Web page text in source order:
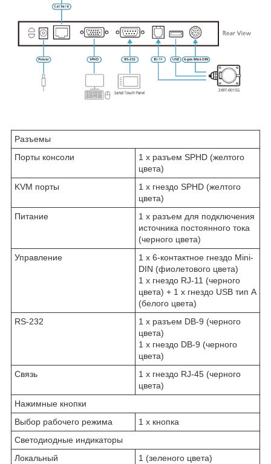
Разъемы
Порты консоли
1 x разъем SPHD (желтого
цвета)
KVM порты
1 x гнездо SPHD (желтого
цвета)
Питание
1 x разъем для подключения
источника постоянного тока
(черного цвета)
Управление
1 x 6-контактное гнездо Mini-
DIN (фиолетового цвета)
1 x гнездо RJ-11 (черного
цвета) + 1 x гнездо USB тип А
(белого цвета)
RS-232
1 x разъем DB-9 (черного
цвета)
1 x гнездо DB-9 (черного
цвета)
Связь
1 x гнездо RJ-45 (черного
цвета)
Нажимные кнопки
Выбор рабочего режима
1 x кнопка
Светодиодные индикаторы
Локальный
1 (зеленого цвета)